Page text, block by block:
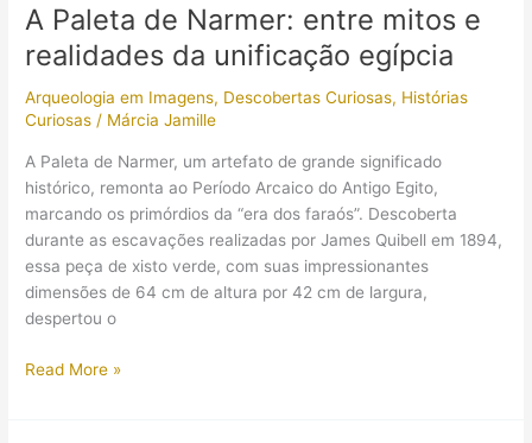
chamaram
as
de
“pirâmides”!
A Paleta de Narmer: entre mitos e
realidades da unificação egípcia
Arqueologia em Imagens, Descobertas Curiosas, Histórias
Curiosas / Márcia Jamille
A Paleta de Narmer, um artefato de grande significado
histórico, remonta ao Período Arcaico do Antigo Egito,
marcando os primórdios da “era dos faraós”. Descoberta
durante as escavações realizadas por James Quibell em 1894,
essa peça de xisto verde, com suas impressionantes
dimensões de 64 cm de altura por 42 cm de largura,
despertou o
A
Read More »